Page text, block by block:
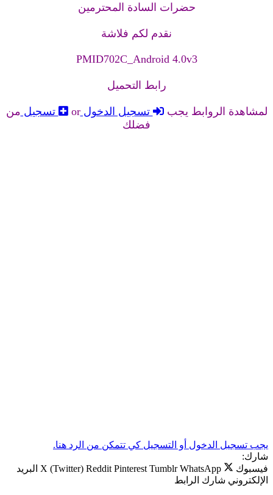
حضرات السادة المحترمين
نقدم لكم فلاشة
PMID702C_Android 4.0v3
رابط التحميل
لمشاهدة الروابط يجب تسجيل الدخولor تسجيل من
فضلك
يجب تسجيل الدخول أو التسجيل كي تتمكن من الرد هنا.
شارك:
فيسبوك
X (Twitter) Reddit Pinterest Tumblr WhatsApp
البريد
الإلكتروني شارك الرابط